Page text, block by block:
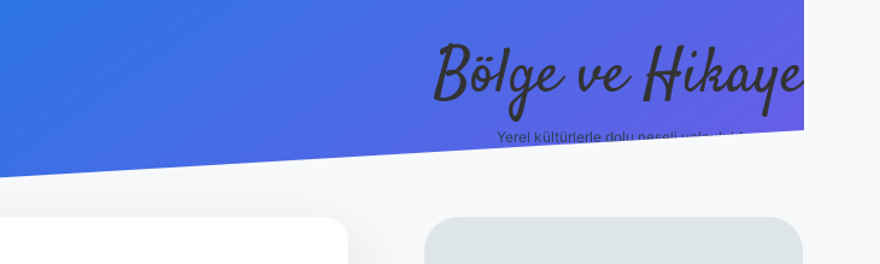
Bölge ve Hikaye
Yerel kültürlerle dolu neşeli yolculuk!
grand opera bet